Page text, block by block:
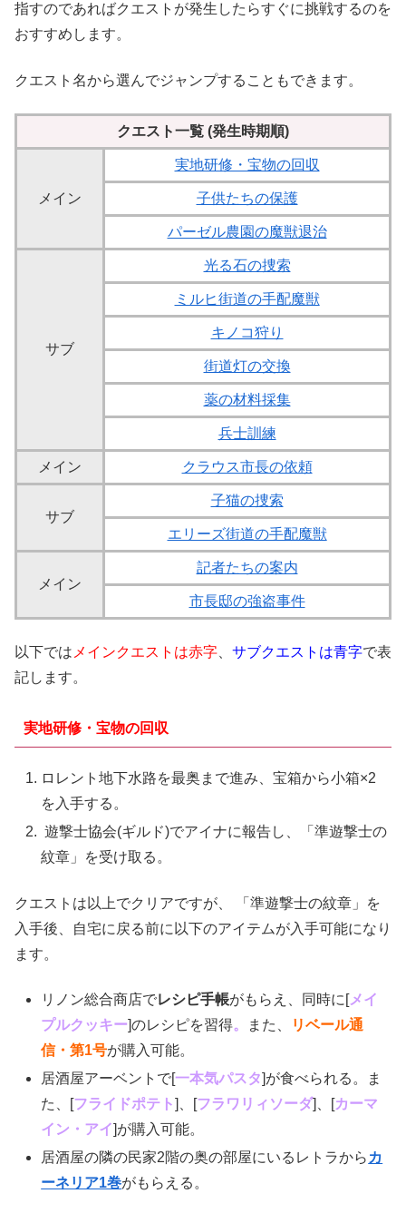
指すのであればクエストが発生したらすぐに挑戦するのを
おすすめします。
クエスト名から選んでジャンプすることもできます。
クエスト一覧 (発生時期順)
メイン
実地研修・宝物の回収
子供たちの保護
パーゼル農園の魔獣退治
サブ
光る石の捜索
ミルヒ街道の手配魔獣
キノコ狩り
街道灯の交換
薬の材料採集
兵士訓練
メイン クラウス市長の依頼
サブ
子猫の捜索
エリーズ街道の手配魔獣
メイン
記者たちの案内
市長邸の強盗事件
以下では メインクエストは赤字 サブクエストは青字で表
記します。
実地研修・宝物の回収
ロレント地下水路を最奥まで進み、宝箱から小箱×2
を入手する。
遊撃士協会(ギルド)でアイナに報告し、「準遊撃士の
紋章」を受け取る。
クエストは以上でクリアですが、
「準遊撃士の紋章」を
入手後、自宅に戻る前に以下のアイテムが入手可能になり
ます。
リノン総合商店でレシピ手帳がもらえ 、同時に [メイ
プルクッキー]のレシピを習得。 また、
リベール通
信・第1号が購入可能。
居酒屋アーベントで[一本気パスタ]が食べられる。
ま
た、[フライドポテト] 、[フラワリィソーダ] 、[カーマ
イン・アイ]が購入可能。
居酒屋の隣の民家2階の奥の部屋にいるレトラからカ
ーネリア1巻がもらえる。